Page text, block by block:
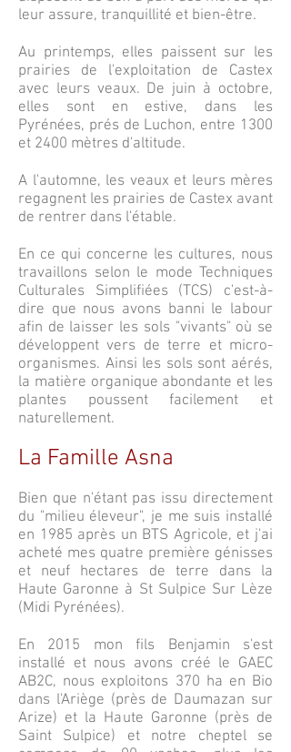
leur assure, tranquillité et bien-être.
Au printemps, elles paissent sur les
prairies de l'exploitation de Castex
avec leurs veaux. De juin à octobre,
elles sont en estive, dans les
Pyrénées, prés de Luchon, entre 1300
et 2400 mètres d'altitude.
A l'automne, les veaux et leurs mères
regagnent les prairies de Castex avant
de rentrer dans l'étable.
En ce qui concerne les cultures, nous
travaillons selon le mode Techniques
Culturales Simplifiées (TCS) c'est-à-
dire que nous avons banni le labour
afin de laisser les sols "vivants" où se
développent vers de terre et micro-
organismes. Ainsi les sols sont aérés,
la matière organique abondante et les
plantes poussent facilement et
naturellement.
La Famille Asna
Bien que n'étant pas issu directement
du "milieu éleveur", je me suis installé
en 1985 après un BTS Agricole, et j'ai
acheté mes quatre première génisses
et neuf hectares de terre dans la
Haute Garonne à St Sulpice Sur Lèze
(Midi Pyrénées).
En 2015 mon fils Benjamin s'est
installé et nous avons créé le GAEC
AB2C, nous exploitons 370 ha en Bio
dans l'Ariège (près de Daumazan sur
Arize) et la Haute Garonne (près de
Saint Sulpice) et notre cheptel se